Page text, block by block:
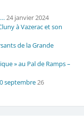
24 janvier 2024
à Vazerac et son
de la Grande
» au Pal de Ramps –
septembre26